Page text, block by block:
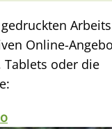
gedruckten
Online-
oder die